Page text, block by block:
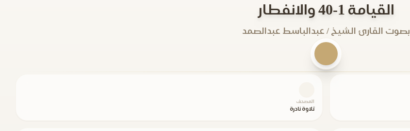
القيامة 1-40 والانفطار
بصوت القارئ الشيخ / عبدالباسط عبدالصمد
المصحف
تلاوة نادرة